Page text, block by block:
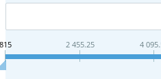
2 455.25 4